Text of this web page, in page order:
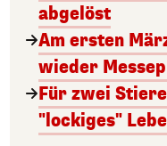
abgelöst
Am ersten
wieder
Für zwei
"lockiges"